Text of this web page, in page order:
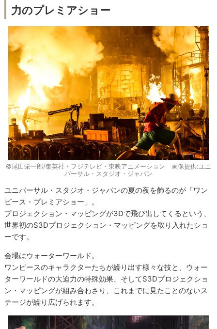
力のプレミアショー
©尾田栄一郎/集英社・フジテレビ・東映アニメーション 画像提供:ユニ
バーサル・スタジオ・ジャパン
ユニバーサル・スタジオ・ジャパンの夏の夜を飾るのが「ワン
ピース・プレミアショー」。
プロジェクション・マッピングが3Dで飛び出してくるという、
世界初のS3Dプロジェクション・マッピングを取り入れたショ
ーです。
会場はウォーターワールド。
ワンピースのキャラクターたちが繰り出す様々な技と、ウォー
ターワールドの大迫力の特殊効果、そしてS3Dプロジェクショ
ン・マッピングが組み合わさり、これまでに見たことのないス
テージが繰り広げられます。